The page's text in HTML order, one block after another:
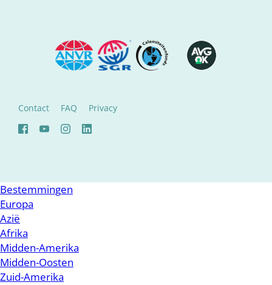
Contact FAQ Privacy
Bestemmingen
Europa
Azië
Afrika
Midden-Amerika
Midden-Oosten
Zuid-Amerika